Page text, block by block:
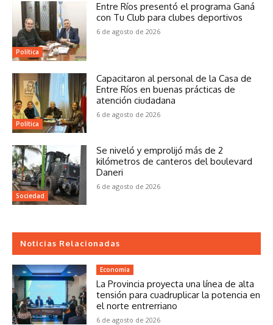
Política
Entre Ríos presentó el programa Ganá
con Tu Club para clubes deportivos
6 de agosto de 2026
Política
Capacitaron al personal de la Casa de
Entre Ríos en buenas prácticas de
atención ciudadana
6 de agosto de 2026
Sociedad
Se niveló y emprolijó más de 2
kilómetros de canteros del boulevard
Daneri
6 de agosto de 2026
Noticias Relacionadas
Economía
La Provincia proyecta una línea de alta
tensión para cuadruplicar la potencia en
el norte entrerriano
6 de agosto de 2026